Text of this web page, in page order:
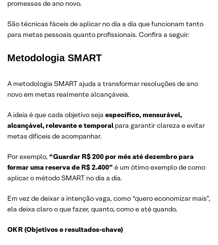
promessas de ano novo.
São técnicas fáceis de aplicar no dia a dia que funcionam tanto
para metas pessoais quanto profissionais. Confira a seguir:
Metodologia SMART
A metodologia SMART ajuda a transformar resoluções de ano
novo em metas realmente alcançáveis.
A ideia é que cada objetivo seja específico, mensurável,
alcançável, relevante e temporal para garantir clareza e evitar
metas difíceis de acompanhar.
Por exemplo, “Guardar R$ 200 por mês até dezembro para
formar uma reserva de R$ 2.400” é um ótimo exemplo de como
aplicar o método SMART no dia a dia.
Em vez de deixar a intenção vaga, como “quero economizar mais”,
ela deixa claro o que fazer, quanto, como e até quando.
OKR (Objetivos e resultados-chave)